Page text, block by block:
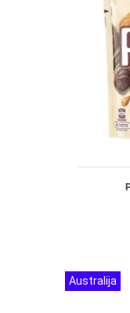
Australija